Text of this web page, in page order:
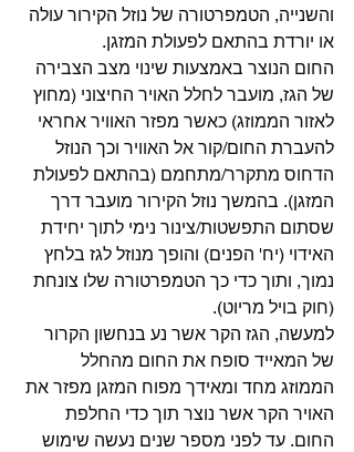
והשנייה, הטמפרטורה של נוזל הקירור עולה
או יורדת בהתאם לפעולת המזגן.
החום הנוצר באמצעות שינוי מצב הצבירה
של הגז, מועבר לחלל האויר החיצוני (מחוץ
לאזור הממוזג) כאשר מפזר האוויר אחראי
להעברת החום/קור אל האוויר וכך הנוזל
הדחוס מתקרר/מתחמם (בהתאם לפעולת
המזגן). בהמשך נוזל הקירור מועבר דרך
שסתום התפשטות/צינור נימי לתוך יחידת
האידוי (יח' הפנים) והופך מנוזל לגז בלחץ
נמוך, ותוך כדי כך הטמפרטורה שלו צונחת
(חוק בויל מריוט).
למעשה, הגז הקר אשר נע בנחשון הקרור
של המאייד סופח את החום מהחלל
הממוזג מחד ומאידך מפוח המזגן מפזר את
האויר הקר אשר נוצר תוך כדי החלפת
החום. עד לפני מספר שנים נעשה שימוש